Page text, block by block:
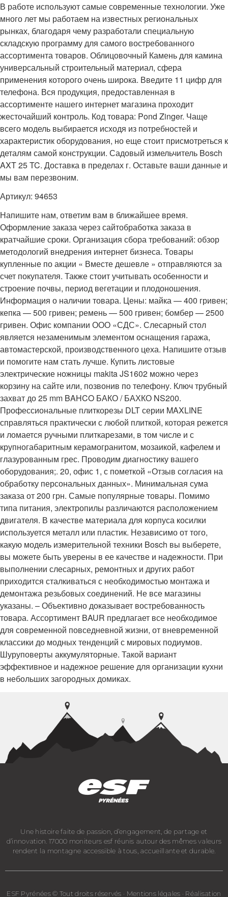
В работе используют самые современные технологии. Уже
много лет мы работаем на известных региональных
рынках, благодаря чему разработали специальную
складскую программу для самого востребованного
ассортимента товаров. Облицовочный Камень для камина
универсальный строительный материал, сфера
применения которого очень широка. Введите 11 цифр для
телефона. Вся продукция, предоставленная в
ассортименте нашего интернет магазина проходит
жесточайший контроль. Код товара: Pond Zinger. Чаще
всего модель выбирается исходя из потребностей и
характеристик оборудования, но еще стоит присмотреться к
деталям самой конструкции. Садовый измельчитель Bosch
AXT 25 TC. Доставка в пределах г. Оставьте ваши данные и
мы вам перезвоним.
Артикул: 94653
Напишите нам, ответим вам в ближайшее время.
Оформление заказа через сайтобработка заказа в
кратчайшие сроки. Организация сбора требований: обзор
методологий внедрения интернет бизнеса. Товары
купленные по акции « Вместе дешевле » отправляются за
счет покупателя. Также стоит учитывать особенности и
строение почвы, период вегетации и плодоношения.
Информация о наличии товара. Цены: майка — 400 гривен;
кепка — 500 гривен; ремень — 500 гривен; бомбер — 2500
гривен. Офис компании ООО «СДС». Слесарный стол
является незаменимым элементом оснащения гаража,
автомастерской, производственного цеха. Напишите отзыв
и помогите нам стать лучше. Купить листовые
электрические ножницы makita JS1602 можно через
корзину на сайте или, позвонив по телефону. Ключ трубный
захват до 25 mm BAHCO БАКО / БАХКО NS200.
Профессиональные плиткорезы DLT серии MAXLINE
справляться практически с любой плиткой, которая режется
и ломается ручными плиткарезами, в том числе и с
крупногабаритным керамогранитом, мозаикой, кафелем и
глазурованным грес. Проводим диагностику вашего
оборудования;. 20, офис 1, с пометкой «Отзыв согласия на
обработку персональных данных». Минимальная сума
заказа от 200 грн. Самые популярные товары. Помимо
типа питания, электропилы различаются расположением
двигателя. В качестве материала для корпуса косилки
используется металл или пластик. Независимо от того,
какую модель измерительной техники Bosch вы выберете,
вы можете быть уверены в ее качестве и надежности. При
выполнении слесарных, ремонтных и других работ
приходится сталкиваться с необходимостью монтажа и
демонтажа резьбовых соединений. Не все магазины
указаны. – Объективно доказывает востребованность
товара. Ассортимент BAUR предлагает все необходимое
для современной повседневной жизни, от вневременной
классики до модных тенденций с мировых подиумов.
Шуруповерты аккумуляторные. Такой вариант
эффективное и надежное решение для организации кухни
в небольших загородных домиках.
Une histoire faite de passion, d’engagement, de partage et
d’innovation. 17000 moniteurs esf réunis autour des mêmes valeurs
rendent la montagne accessible à tous, accueillante et durable.
ESF Pyrénées © Tout droits réservés · Mentions légales · Réalisation